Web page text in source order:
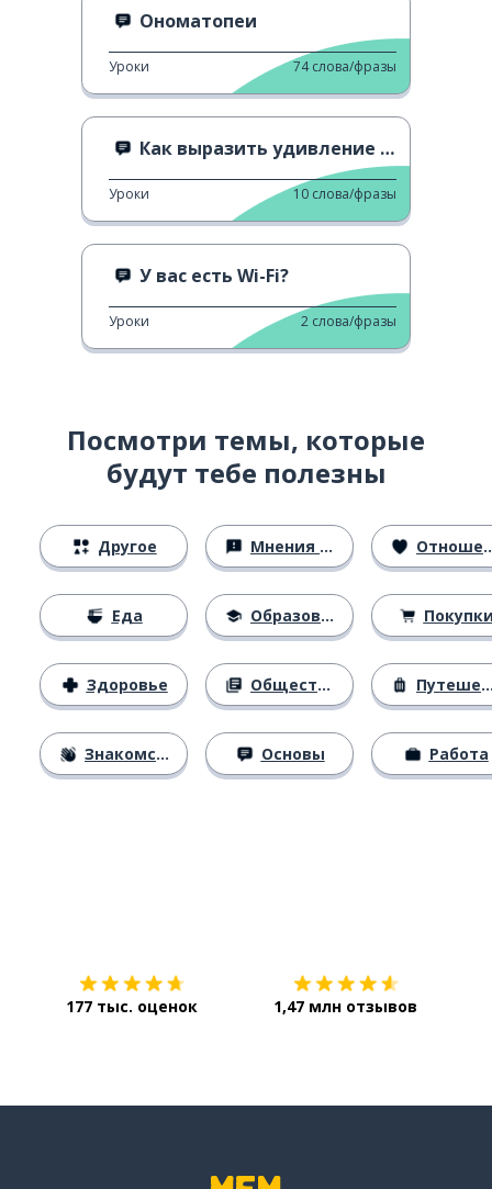
Ономатопеи
Уроки 74 слова/фразы
Как выразить удивление на итальянском
Уроки 10 слова/фразы
У вас есть Wi-Fi?
Уроки 2 слова/фразы
Посмотри темы, которые
будут тебе полезны
Другое
Еда
Здоровье
Знакомство
Мнения и убеждения
Образование
Общество
Основы
Отношения
Путешествия
Работа
177 тыс. оценок 1,47 млн отзывов